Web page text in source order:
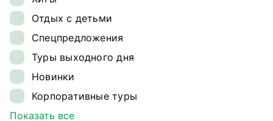
Ненецкий автономный округ
Плато Путорана
Приморье
Самарская область
Ретрит-туры
Сплавы
Треккинг
Туры на квадроциклах
Туры на снегоходах
Туры на собачьих упряжках
Отдых с детьми
Спецпредложения
Туры выходного дня
Новинки
Корпоративные туры
Гастрономические туры
Показать все